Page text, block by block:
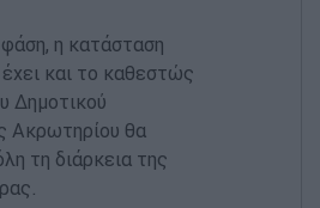
η κατάσταση
και το καθεστώς
Δημοτικού
Ακρωτηρίου θα
τη διάρκεια της